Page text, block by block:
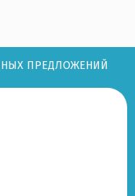
ПРЕДЛОЖЕНИЙ